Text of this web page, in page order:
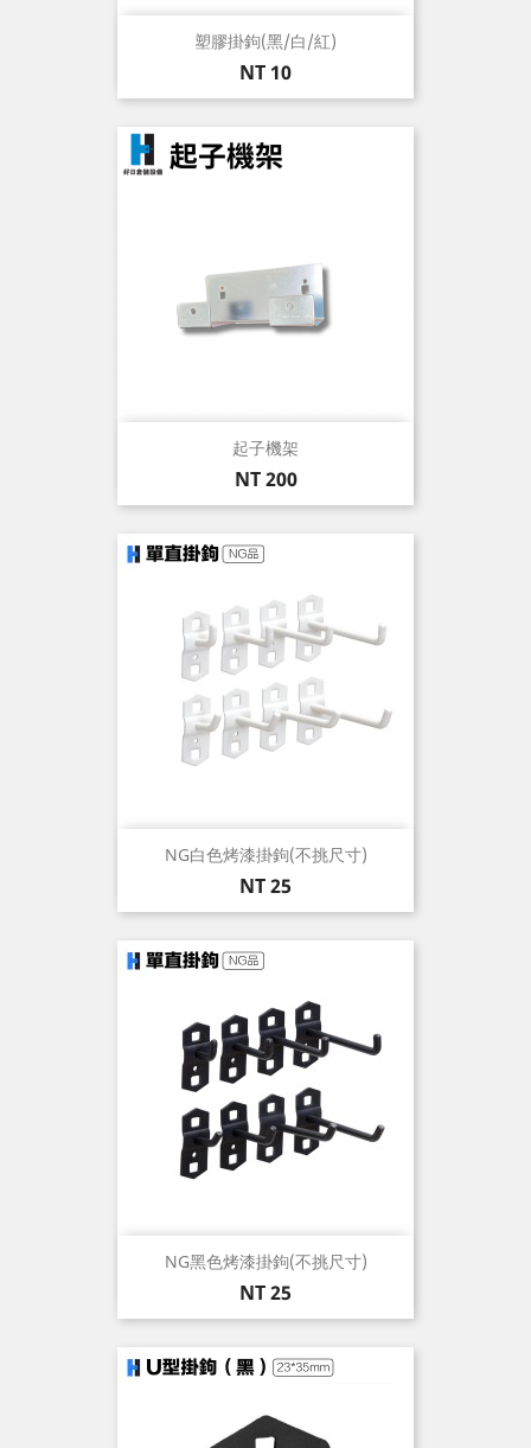
塑膠掛鉤(黑/白/紅)
價
格
NT 10
起子機架
價
格
NT 200
NG白色烤漆掛鉤(不挑尺寸)
價
格
NT 25
NG黑色烤漆掛鉤(不挑尺寸)
價
格
NT 25